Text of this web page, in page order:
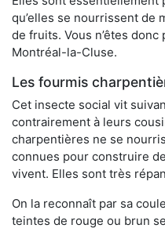
qu’elles se nourrissent de
de fruits. Vous n’êtes donc
Montréal-la-Cluse.
Les fourmis
Cet insecte social vit
contrairement à leurs
charpentières ne se
connues pour construire
vivent. Elles sont très
On la reconnaît par sa
teintes de rouge ou brun